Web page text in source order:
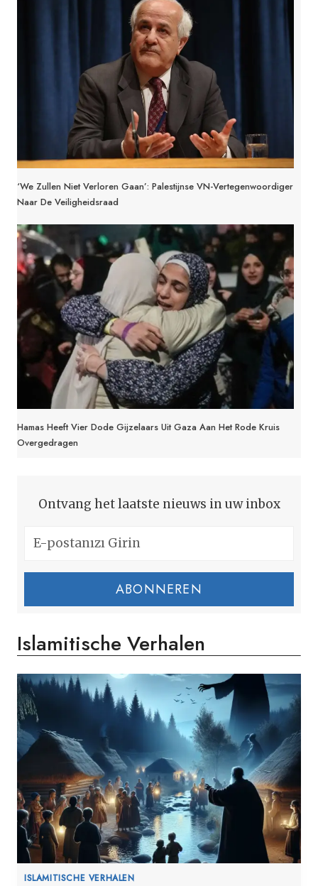
‘We Zullen Niet Verloren Gaan’: Palestijnse VN-Vertegenwoordiger
Naar De Veiligheidsraad
Hamas Heeft Vier Dode Gijzelaars Uit Gaza Aan Het Rode Kruis
Overgedragen
Ontvang het laatste nieuws in uw inbox
ABONNEREN
Islamitische Verhalen
ISLAMITISCHE VERHALEN